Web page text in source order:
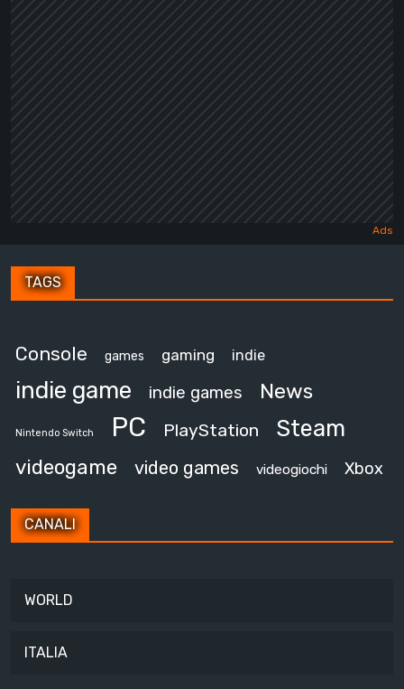
TAGS
Console games gaming indie
indie game indie games News
Nintendo Switch PC PlayStation Steam
videogame video games videogiochi Xbox
CANALI
WORLD
ITALIA